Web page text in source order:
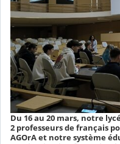
Du 16 au 20 mars, notre
2 professeurs de français
AGOrA et notre système